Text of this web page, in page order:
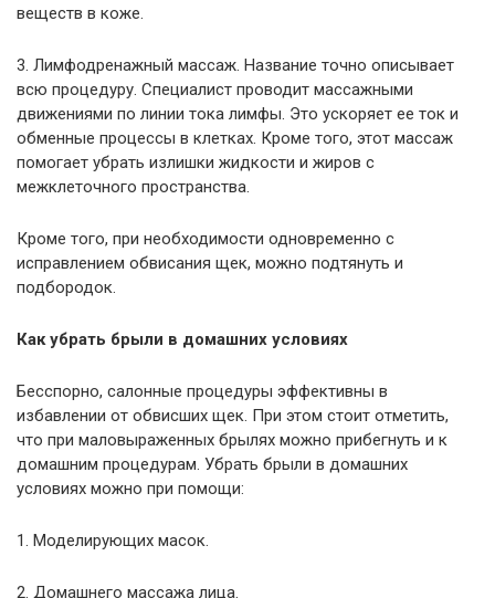
веществ в коже.
3. Лимфодренажный массаж. Название точно описывает
всю процедуру. Специалист проводит массажными
движениями по линии тока лимфы. Это ускоряет ее ток и
обменные процессы в клетках. Кроме того, этот массаж
помогает убрать излишки жидкости и жиров с
межклеточного пространства.
Кроме того, при необходимости одновременно с
исправлением обвисания щек, можно подтянуть и
подбородок.
Как убрать брыли в домашних условиях
Бесспорно, салонные процедуры эффективны в
избавлении от обвисших щек. При этом стоит отметить,
что при маловыраженных брылях можно прибегнуть и к
домашним процедурам. Убрать брыли в домашних
условиях можно при помощи:
1. Моделирующих масок.
2. Домашнего массажа лица.